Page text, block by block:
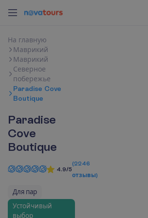
На главную
Маврикий
Маврикий
Северное
побережье
Paradise Cove
Boutique
Paradise
Cove
Boutique
4.9/5
(2246
отзывы)
Для пар
Устойчивый
выбор